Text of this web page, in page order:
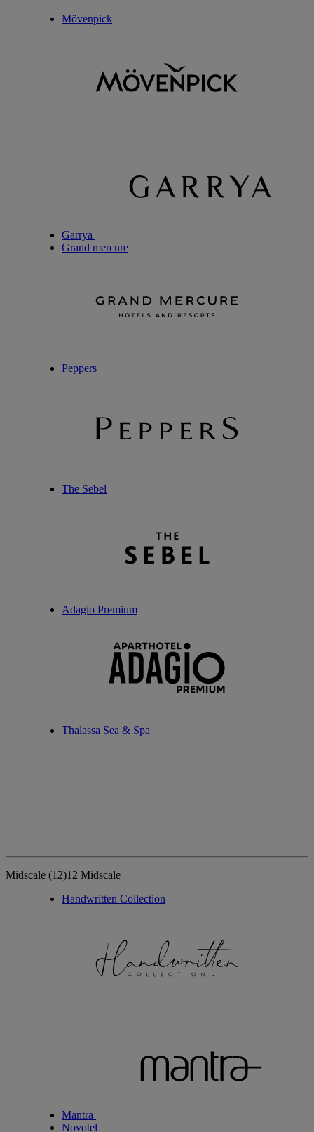
Mövenpick
Garrya
Grand mercure
Peppers
The Sebel
Adagio Premium
Thalassa Sea & Spa
Midscale (12)12 Midscale
Handwritten Collection
Mantra
Novotel